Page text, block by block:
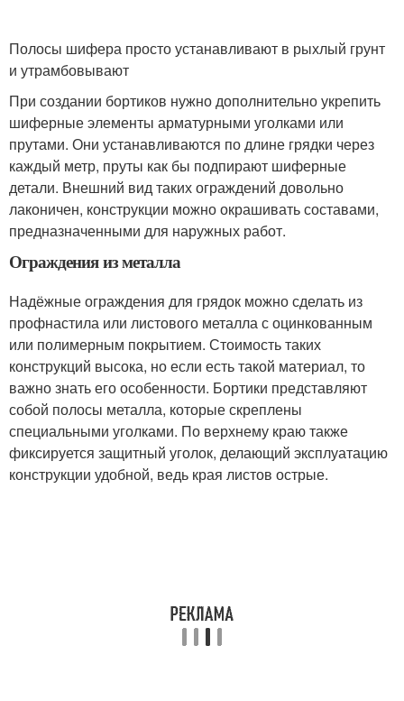
Полосы шифера просто устанавливают в рыхлый грунт
и утрамбовывают
При создании бортиков нужно дополнительно укрепить
шиферные элементы арматурными уголками или
прутами. Они устанавливаются по длине грядки через
каждый метр, пруты как бы подпирают шиферные
детали. Внешний вид таких ограждений довольно
лаконичен, конструкции можно окрашивать составами,
предназначенными для наружных работ.
Ограждения из металла
Надёжные ограждения для грядок можно сделать из
профнастила или листового металла с оцинкованным
или полимерным покрытием. Стоимость таких
конструкций высока, но если есть такой материал, то
важно знать его особенности. Бортики представляют
собой полосы металла, которые скреплены
специальными уголками. По верхнему краю также
фиксируется защитный уголок, делающий эксплуатацию
конструкции удобной, ведь края листов острые.